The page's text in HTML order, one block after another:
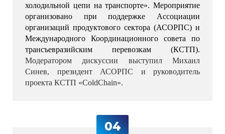
холодильной цепи на транспорте». Мероприятие
организовано при поддержке Ассоциации
организаций продуктового сектора (АСОРПС) и
Международного Координационного совета по
Модератором дискуссии выступил Михаил
Синев, президент АСОРПС и руководитель
проекта КСТП «ColdChain».
04